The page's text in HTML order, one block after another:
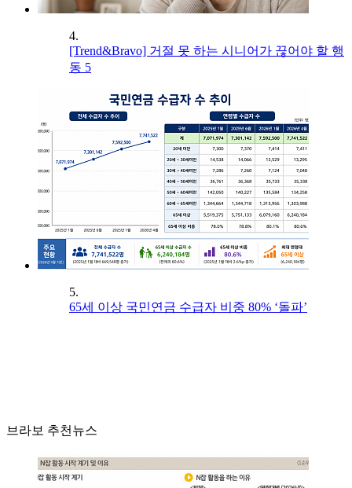
4.
[Trend&Bravo] 거절 못 하는 시니어가 끊어야 할 행
동 5
5.
65세 이상 국민연금 수급자 비중 80% ‘돌파’
브라보 추천뉴스